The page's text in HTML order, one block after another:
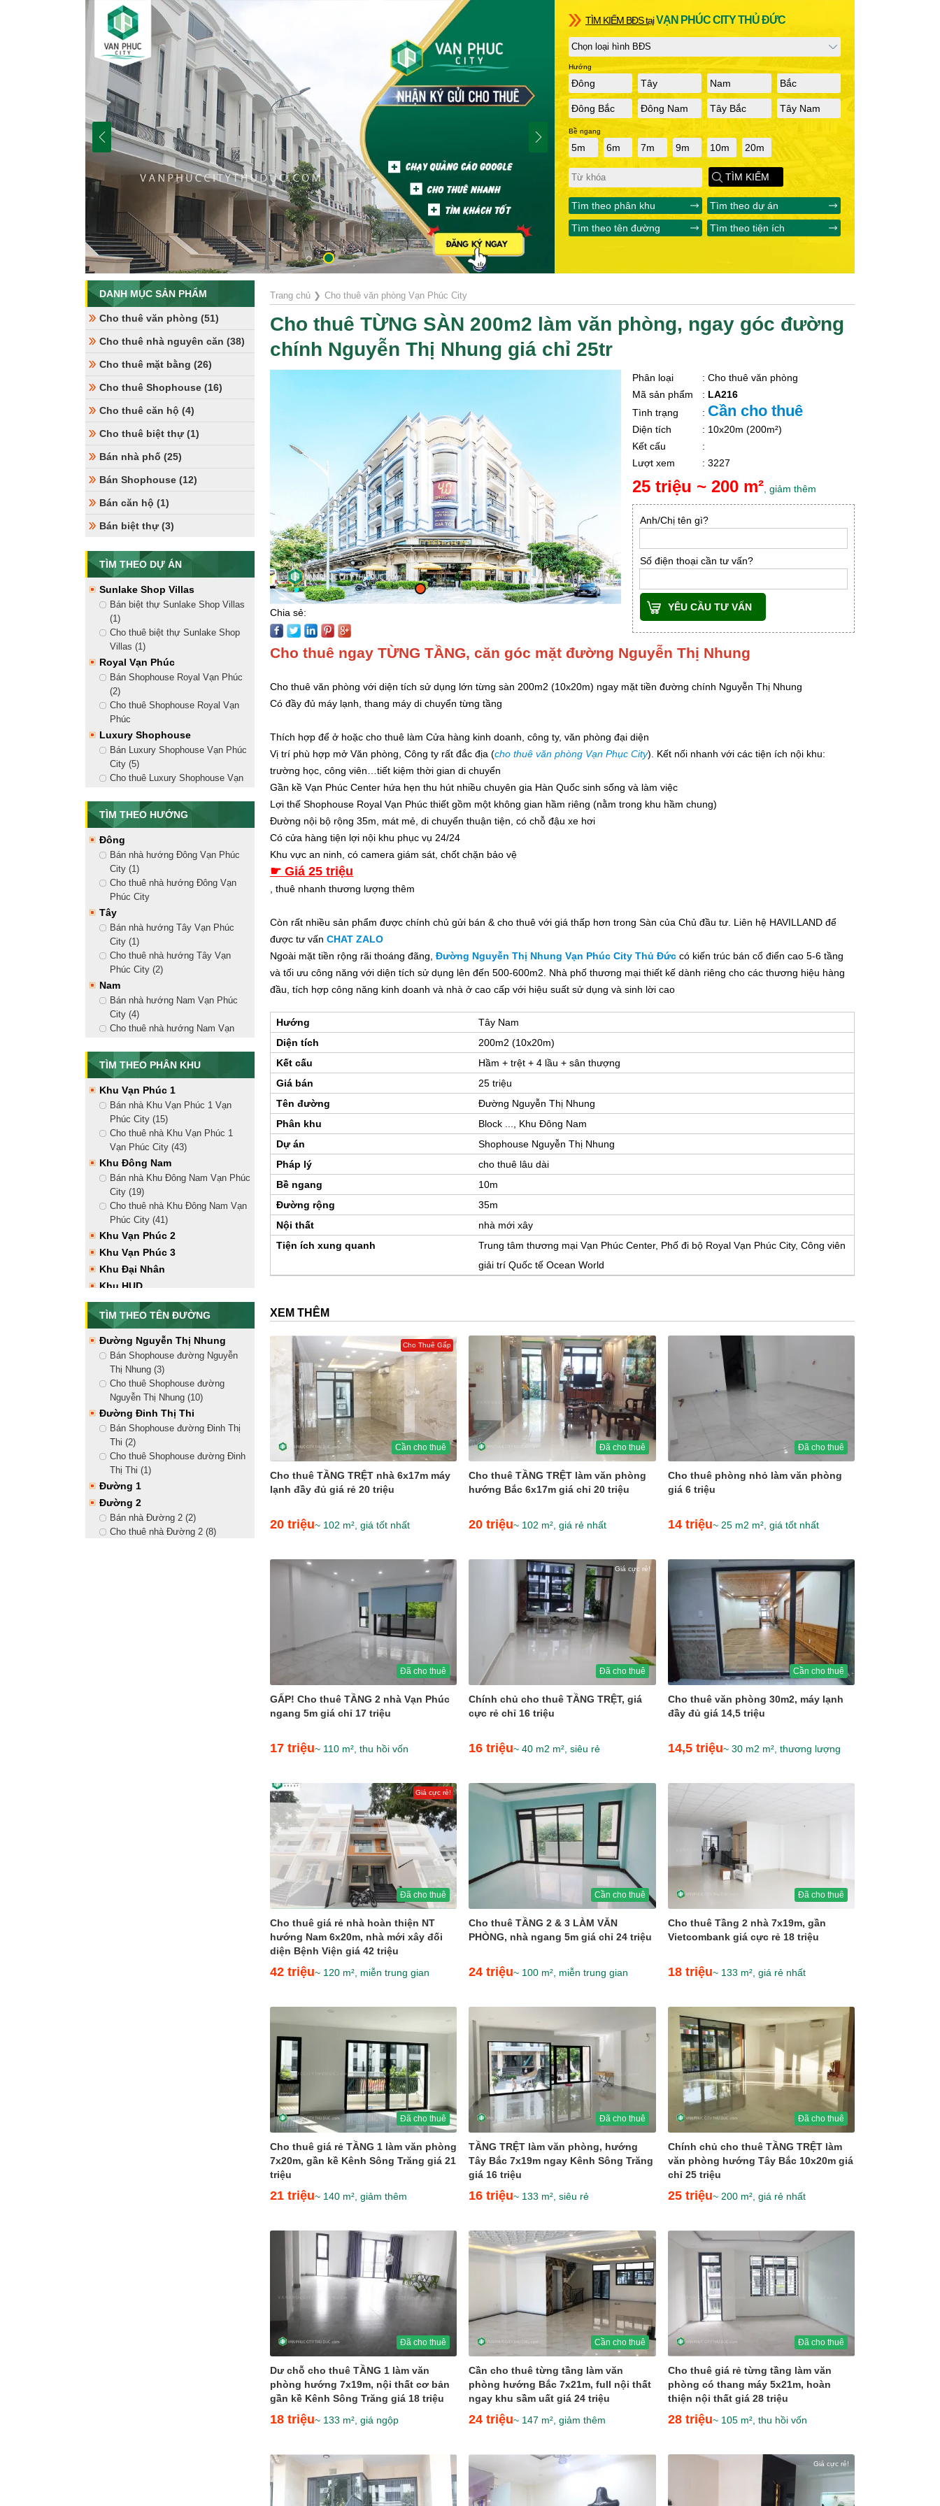
TÌM KIẾM BĐS tạiVẠN PHÚC CITY THỦ ĐỨC
Hướng
Đông Tây Nam Bắc
Đông Bắc Đông Nam Tây Bắc Tây Nam
Bề ngang
5m 6m 7m 9m 10m 20m
TÌM KIẾM
Tìm theo phân khu
Tìm theo dự án
Tìm theo tên đường
Tìm theo tiện ích
Trang chủ ❯ Cho thuê văn phòng Vạn Phúc City
Cho thuê TỪNG SÀN 200m2 làm văn phòng, ngay góc đường
chính Nguyễn Thị Nhung giá chỉ 25tr
Phân loại
: Cho thuê văn phòng
Mã sản phẩm
: LA216
Tình trạng
: Cần cho thuê
Diện tích
: 10x20m (200m²)
Kết cấu
:
Lượt xem
: 3227
25 triệu ~ 200 m², giảm thêm
Anh/Chị tên gì?
Số điện thoại cần tư vấn?
YÊU CẦU TƯ VẤN
Chia sẻ:
Cho thuê ngay TỪNG TẦNG, căn góc mặt đường Nguyễn Thị Nhung
Cho thuê văn phòng với diện tích sử dụng lớn từng sàn 200m2 (10x20m) ngay mặt tiền đường chính Nguyễn Thị Nhung
Có đầy đủ máy lạnh, thang máy di chuyển từng tầng
Thích hợp để ở hoặc cho thuê làm Cửa hàng kinh doanh, công ty, văn phòng đại diện
Vị trí phù hợp mở Văn phòng, Công ty rất đắc địa (cho thuê văn phòng Vạn Phục City). Kết nối nhanh với các tiện ích nội khu:
trường học, công viên…tiết kiệm thời gian di chuyển
Gần kề Vạn Phúc Center hứa hẹn thu hút nhiều chuyên gia Hàn Quốc sinh sống và làm việc
Lợi thế Shophouse Royal Vạn Phúc thiết gồm một không gian hầm riêng (nằm trong khu hầm chung)
Đường nội bộ rộng 35m, mát mẻ, di chuyển thuận tiện, có chỗ đậu xe hơi
Có cửa hàng tiện lợi nội khu phục vụ 24/24
Khu vực an ninh, có camera giám sát, chốt chặn bảo vệ
☛ Giá 25 triệu
, thuê nhanh thương lượng thêm
Còn rất nhiều sản phẩm được chính chủ gửi bán & cho thuê với giá thấp hơn trong Sàn của Chủ đầu tư. Liên hệ HAVILLAND để
được tư vấn CHAT ZALO
Ngoài mặt tiền rộng rãi thoáng đãng, Đường Nguyễn Thị Nhung Vạn Phúc City Thủ Đức có kiến trúc bán cổ điển cao 5-6 tầng
và tối ưu công năng với diện tích sử dụng lên đến 500-600m2. Nhà phố thương mại thiết kế dành riêng cho các thương hiệu hàng
đầu, tích hợp công năng kinh doanh và nhà ở cao cấp với hiệu suất sử dụng và sinh lời cao
Hướng
Tây Nam
Diện tích
200m2 (10x20m)
Kết cấu
Hầm + trệt + 4 lầu + sân thượng
Giá bán
25 triệu
Tên đường
Đường Nguyễn Thị Nhung
Phân khu
Block ..., Khu Đông Nam
Dự án
Shophouse Nguyễn Thị Nhung
Pháp lý
cho thuê lâu dài
Bề ngang
10m
Đường rộng
35m
Nội thất
nhà mới xây
Tiện ích xung quanh
Trung tâm thương mại Vạn Phúc Center, Phố đi bộ Royal Vạn Phúc City, Công viên
giải trí Quốc tế Ocean World
XEM THÊM
Cho Thuê Gấp
Cần cho thuê
Cho thuê TẦNG TRỆT nhà 6x17m máy
lạnh đầy đủ giá rẻ 20 triệu
20 triệu~ 102 m², giá tốt nhất
Đã cho thuê
Cho thuê TẦNG TRỆT làm văn phòng
hướng Bắc 6x17m giá chỉ 20 triệu
20 triệu~ 102 m², giá rẻ nhất
Đã cho thuê
Cho thuê phòng nhỏ làm văn phòng
giá 6 triệu
14 triệu~ 25 m2 m², giá tốt nhất
Đã cho thuê
GẤP! Cho thuê TẦNG 2 nhà Vạn Phúc
ngang 5m giá chỉ 17 triệu
17 triệu~ 110 m², thu hồi vốn
Giá cực rẻ!
Đã cho thuê
Chính chủ cho thuê TẦNG TRỆT, giá
cực rẻ chỉ 16 triệu
16 triệu~ 40 m2 m², siêu rẻ
Cần cho thuê
Cho thuê văn phòng 30m2, máy lạnh
đầy đủ giá 14,5 triệu
14,5 triệu~ 30 m2 m², thương lượng
Giá cực rẻ!
Đã cho thuê
Cho thuê giá rẻ nhà hoàn thiện NT
hướng Nam 6x20m, nhà mới xây đối
diện Bệnh Viện giá 42 triệu
42 triệu~ 120 m², miễn trung gian
Cần cho thuê
Cho thuê TẦNG 2 & 3 LÀM VĂN
PHÒNG, nhà ngang 5m giá chỉ 24 triệu
24 triệu~ 100 m², miễn trung gian
Đã cho thuê
Cho thuê Tầng 2 nhà 7x19m, gần
Vietcombank giá cực rẻ 18 triệu
18 triệu~ 133 m², giá rẻ nhất
Đã cho thuê
Cho thuê giá rẻ TẦNG 1 làm văn phòng
7x20m, gần kề Kênh Sông Trăng giá 21
triệu
21 triệu~ 140 m², giảm thêm
Đã cho thuê
TẦNG TRỆT làm văn phòng, hướng
Tây Bắc 7x19m ngay Kênh Sông Trăng
giá 16 triệu
16 triệu~ 133 m², siêu rẻ
Đã cho thuê
Chính chủ cho thuê TẦNG TRỆT làm
văn phòng hướng Tây Bắc 10x20m giá
chỉ 25 triệu
25 triệu~ 200 m², giá rẻ nhất
Đã cho thuê
Dư chỗ cho thuê TẦNG 1 làm văn
phòng hướng 7x19m, nội thất cơ bản
gần kề Kênh Sông Trăng giá 18 triệu
18 triệu~ 133 m², giá ngộp
Cần cho thuê
Cần cho thuê từng tầng làm văn
phòng hướng Bắc 7x21m, full nội thất
ngay khu sầm uất giá 24 triệu
24 triệu~ 147 m², giảm thêm
Đã cho thuê
Cho thuê giá rẻ từng tầng làm văn
phòng có thang máy 5x21m, hoàn
thiện nội thất giá 28 triệu
28 triệu~ 105 m², thu hồi vốn
Giá cực rẻ!
DANH MỤC SẢN PHẨM
Cho thuê văn phòng (51)
Cho thuê nhà nguyên căn (38)
Cho thuê mặt bằng (26)
Cho thuê Shophouse (16)
Cho thuê căn hộ (4)
Cho thuê biệt thự (1)
Bán nhà phố (25)
Bán Shophouse (12)
Bán căn hộ (1)
Bán biệt thự (3)
TÌM THEO DỰ ÁN
Sunlake Shop Villas
Bán biệt thự Sunlake Shop Villas
(1)
Cho thuê biệt thự Sunlake Shop
Villas (1)
Royal Vạn Phúc
Bán Shophouse Royal Vạn Phúc
(2)
Cho thuê Shophouse Royal Vạn
Phúc
Luxury Shophouse
Bán Luxury Shophouse Vạn Phúc
City (5)
Cho thuê Luxury Shophouse Vạn
Golden Shophouse
Bán Golden Shophouse Vạn Phúc
City (8)
Cho thuê Golden Shophouse Vạn
Phúc City (13)
Shophouse Nguyễn Thị Nhung
Bán Shophouse Nguyễn Thị
Nhung (2)
Cho thuê Shophouse Nguyễn Thị
Nhung (10)
Nhà Phố Vạn Phúc
Bán nhà phố liền kề (15)
Cho thuê nhà mặt tiền (41)
Căn Hộ Vạn Phúc City
Bán căn hộ Vạn Phúc City (1)
Cho thuê căn hộ Vạn Phúc City
Bán biệt thự Mansion Vạn Phúc
(2)
Cho thuê biệt thự Mansion Vạn
Phúc (1)
TÌM THEO HƯỚNG
Đông
Bán nhà hướng Đông Vạn Phúc
City (1)
Cho thuê nhà hướng Đông Vạn
Phúc City
Tây
Bán nhà hướng Tây Vạn Phúc
City (1)
Cho thuê nhà hướng Tây Vạn
Phúc City (2)
Nam
Bán nhà hướng Nam Vạn Phúc
City (4)
Cho thuê nhà hướng Nam Vạn
Bắc
Bán nhà hướng Bắc Vạn Phúc
City (4)
Cho thuê nhà hướng Bắc Vạn
Phúc City (10)
Đông Bắc
Bán nhà hướng Đông Bắc Vạn
Phúc City (5)
Cho thuê nhà hướng Đông Bắc
Vạn Phúc City (14)
Đông Nam
Bán nhà hướng Đông Nam Vạn
Phúc City (5)
Cho thuê nhà hướng Đông Nam
Vạn Phúc City (12)
Tây Bắc
Bán nhà hướng Tây Bắc Vạn
Phúc City (7)
Cho thuê nhà hướng Tây Bắc Vạn
Phúc City (17)
Tây Nam
Bán nhà hướng Tây Nam Vạn
Phúc City (9)
Cho thuê nhà hướng Tây Nam
Vạn Phúc City (17)
TÌM THEO PHÂN KHU
Khu Vạn Phúc 1
Bán nhà Khu Vạn Phúc 1 Vạn
Phúc City (15)
Cho thuê nhà Khu Vạn Phúc 1
Vạn Phúc City (43)
Khu Đông Nam
Bán nhà Khu Đông Nam Vạn Phúc
City (19)
Cho thuê nhà Khu Đông Nam Vạn
Phúc City (41)
Khu Vạn Phúc 2
Khu Vạn Phúc 3
Khu Đại Nhân
Khu HUD
TÌM THEO TÊN ĐƯỜNG
Đường Nguyễn Thị Nhung
Bán Shophouse đường Nguyễn
Thị Nhung (3)
Cho thuê Shophouse đường
Nguyễn Thị Nhung (10)
Đường Đinh Thị Thi
Bán Shophouse đường Đinh Thị
Thi (2)
Cho thuê Shophouse đường Đinh
Thị Thi (1)
Đường 1
Đường 2
Bán nhà Đường 2 (2)
Cho thuê nhà Đường 2 (8)